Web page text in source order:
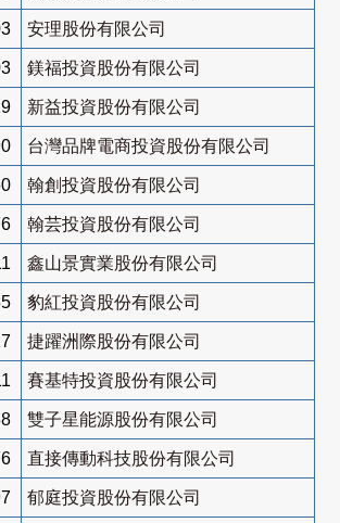
安理股份有限公司
鎂福投資股份有限公司
新益投資股份有限公司
台灣品牌電商投資股份有限公司
翰創投資股份有限公司
翰芸投資股份有限公司
鑫山景實業股份有限公司
豹紅投資股份有限公司
捷躍洲際股份有限公司
賽基特投資股份有限公司
雙子星能源股份有限公司
直接傳動科技股份有限公司
郁庭投資股份有限公司